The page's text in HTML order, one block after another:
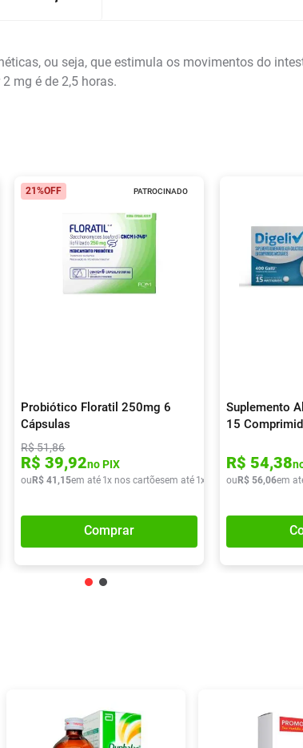
ou seja, que estimula os movimentos do
mg é de 2,5 horas.
R$ 39,43
PATROCINADO
21%OFF
Probiótico Floratil 250mg 6
Cápsulas
R$51,86
R$ 39,92no PIX
ou R$ 41 ,15em até 1x nos cartõesem até 1x de R$ 41,15
Comprar
Suplemento
15
R$ 54,38
ou R$ 56,06em